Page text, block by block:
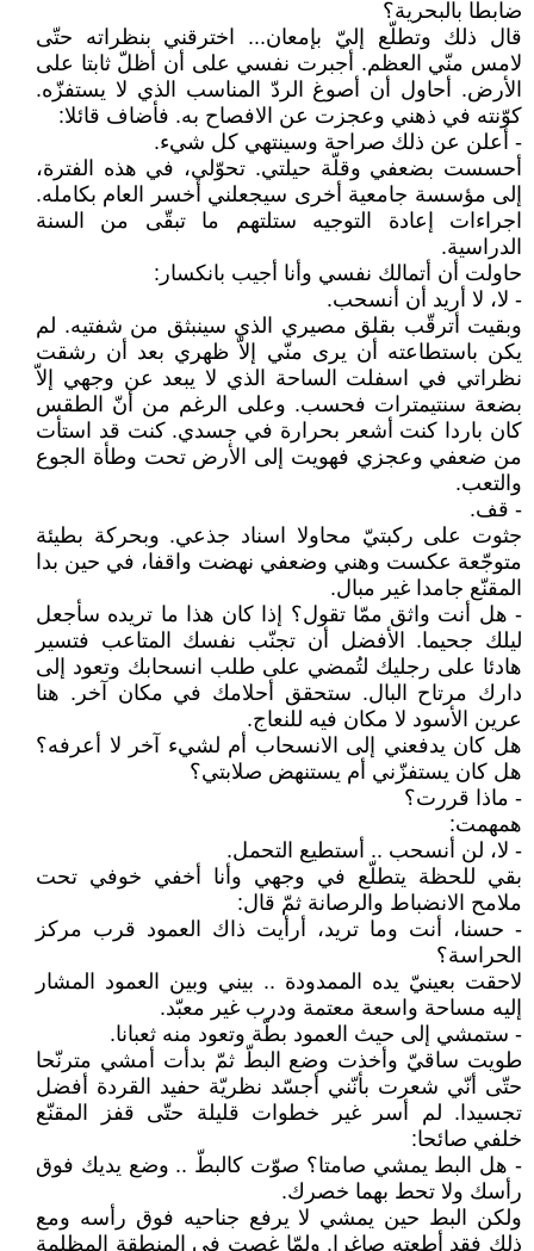
ضابطا بالبحرية؟
قال ذلك وتطلّع إليّ بإمعان... اخترقني بنظراته حتّى
لامس منّي العظم. أجبرت نفسي على أن أظلّ ثابتا على
الأرض. أحاول أن أصوغ الردّ المناسب الذي لا يستفزّه.
كوّنته في ذهني وعجزت عن الافصاح به. فأضاف قائلا:
- أعلن عن ذلك صراحة وسينتهي كل شيء.
أحسست بضعفي وقلّة حيلتي. تحوّلي، في هذه الفترة،
إلى مؤسسة جامعية أخرى سيجعلني أخسر العام بكامله.
اجراءات إعادة التوجيه ستلتهم ما تبقّى من السنة
الدراسية.
حاولت أن أتمالك نفسي وأنا أجيب بانكسار:
- لا، لا أريد أن أنسحب.
وبقيت أترقّب بقلق مصيري الذي سينبثق من شفتيه. لم
يكن باستطاعته أن يرى منّي إلاّ ظهري بعد أن رشقت
نظراتي في اسفلت الساحة الذي لا يبعد عن وجهي إلاّ
بضعة سنتيمترات فحسب. وعلى الرغم من أنّ الطقس
كان باردا كنت أشعر بحرارة في جسدي. كنت قد استأت
من ضعفي وعجزي فهويت إلى الأرض تحت وطأة الجوع
والتعب.
- قف.
جثوت على ركبتيّ محاولا اسناد جذعي. وبحركة بطيئة
متوجّعة عكست وهني وضعفي نهضت واقفا، في حين بدا
المقنّع جامدا غير مبال.
- هل أنت واثق ممّا تقول؟ إذا كان هذا ما تريده سأجعل
ليلك جحيما. الأفضل أن تجنّب نفسك المتاعب فتسير
هادئا على رجليك لتُمضي على طلب انسحابك وتعود إلى
دارك مرتاح البال. ستحقق أحلامك في مكان آخر. هنا
عرين الأسود لا مكان فيه للنعاج.
هل كان يدفعني إلى الانسحاب أم لشيء آخر لا أعرفه؟
هل كان يستفزّني أم يستنهض صلابتي؟
- ماذا قررت؟
همهمت:
- لا، لن أنسحب .. أستطيع التحمل.
بقي للحظة يتطلّع في وجهي وأنا أخفي خوفي تحت
ملامح الانضباط والرصانة ثمّ قال:
- حسنا، أنت وما تريد، أرأيت ذاك العمود قرب مركز
الحراسة؟
لاحقت بعينيّ يده الممدودة .. بيني وبين العمود المشار
إليه مساحة واسعة معتمة ودرب غير معبّد.
- ستمشي إلى حيث العمود بطّة وتعود منه ثعبانا.
طويت ساقيّ وأخذت وضع البطّ ثمّ بدأت أمشي مترنّحا
حتّى أنّي شعرت بأنّني أجسّد نظريّة حفيد القردة أفضل
تجسيدا. لم أسر غير خطوات قليلة حتّى قفز المقنّع
خلفي صائحا:
- هل البط يمشي صامتا؟ صوّت كالبطّ .. وضع يديك فوق
رأسك ولا تحط بهما خصرك.
ولكن البط حين يمشي لا يرفع جناحيه فوق رأسه ومع
ذلك فقد أطعته صاغرا. ولمّا غصت في المنطقة المظلمة